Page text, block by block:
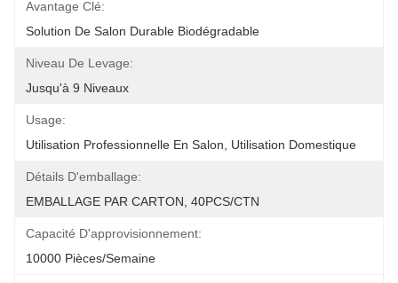
Avantage Clé:
Solution De Salon Durable Biodégradable
Niveau De Levage:
Jusqu'à 9 Niveaux
Usage:
Utilisation Professionnelle En Salon, Utilisation Domestique
Détails D'emballage:
EMBALLAGE PAR CARTON, 40PCS/CTN
Capacité D'approvisionnement:
10000 Pièces/semaine